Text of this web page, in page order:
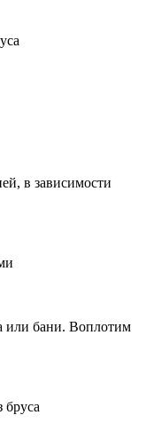
в зависимости
или бани. Воплотим
бруса